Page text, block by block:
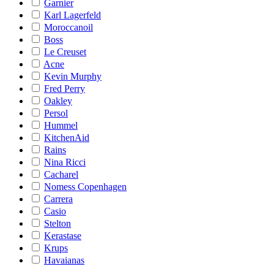
Garnier
Karl Lagerfeld
Moroccanoil
Boss
Le Creuset
Acne
Kevin Murphy
Fred Perry
Oakley
Persol
Hummel
KitchenAid
Rains
Nina Ricci
Cacharel
Nomess Copenhagen
Carrera
Casio
Stelton
Kerastase
Krups
Havaianas